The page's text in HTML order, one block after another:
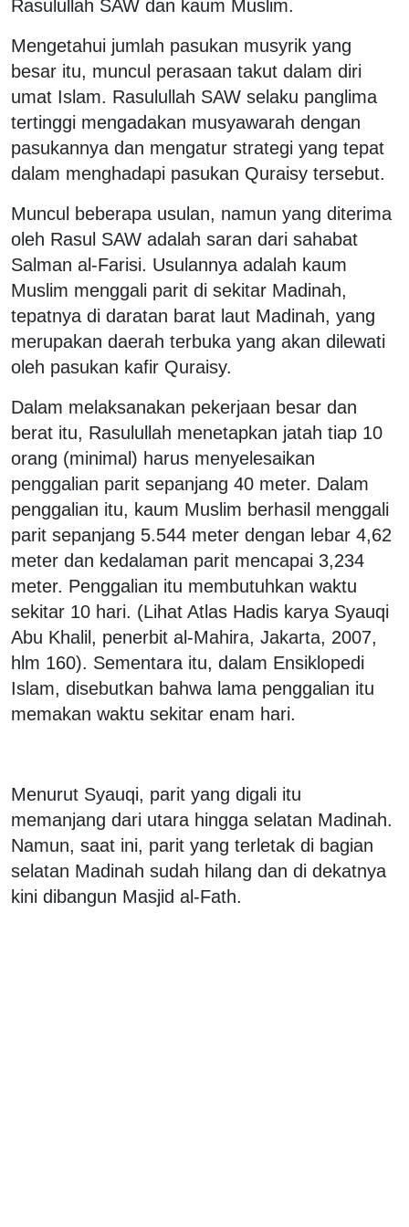
Rasulullah SAW dan kaum Muslim.
Mengetahui jumlah pasukan musyrik yang
besar itu, muncul perasaan takut dalam diri
umat Islam. Rasulullah SAW selaku panglima
tertinggi mengadakan musyawarah dengan
pasukannya dan mengatur strategi yang tepat
dalam menghadapi pasukan Quraisy tersebut.
Muncul beberapa usulan, namun yang diterima
oleh Rasul SAW adalah saran dari sahabat
Salman al-Farisi. Usulannya adalah kaum
Muslim menggali parit di sekitar Madinah,
tepatnya di daratan barat laut Madinah, yang
merupakan daerah terbuka yang akan dilewati
oleh pasukan kafir Quraisy.
Dalam melaksanakan pekerjaan besar dan
berat itu, Rasulullah menetapkan jatah tiap 10
orang (minimal) harus menyelesaikan
penggalian parit sepanjang 40 meter. Dalam
penggalian itu, kaum Muslim berhasil menggali
parit sepanjang 5.544 meter dengan lebar 4,62
meter dan kedalaman parit mencapai 3,234
meter. Penggalian itu membutuhkan waktu
sekitar 10 hari. (Lihat Atlas Hadis karya Syauqi
Abu Khalil, penerbit al-Mahira, Jakarta, 2007,
hlm 160). Sementara itu, dalam Ensiklopedi
Islam, disebutkan bahwa lama penggalian itu
memakan waktu sekitar enam hari.
Menurut Syauqi, parit yang digali itu
memanjang dari utara hingga selatan Madinah.
Namun, saat ini, parit yang terletak di bagian
selatan Madinah sudah hilang dan di dekatnya
kini dibangun Masjid al-Fath.